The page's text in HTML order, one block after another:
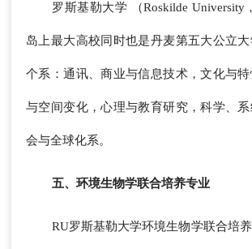
罗斯基勒大学 （Roskilde
岛上最大高校同时也是丹麦第五大公立
个系：通讯、商业与信息技术，文化与
与空间变化，心理与教育研究，科学、
会与全球化系。
五、环境生物学联合培养专业
RU罗斯基勒大学环境生物学联合培养